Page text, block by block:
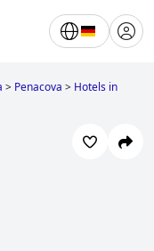
> Penacova > Hotels in